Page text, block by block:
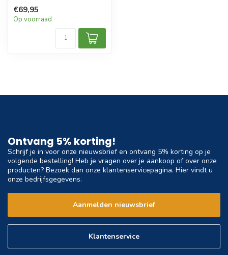
€69,95
Op voorraad
Ontvang 5% korting!
Schrijf je in voor onze nieuwsbrief en ontvang 5% korting op je
volgende bestelling! Heb je vragen over je aankoop of over onze
producten? Bezoek dan onze klantenservicepagina. Hier vindt u
onze bedrijfsgegevens.
Aanmelden nieuwsbrief
Klantenservice